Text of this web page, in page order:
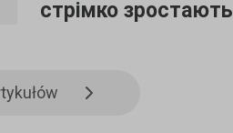
стрімко зростають